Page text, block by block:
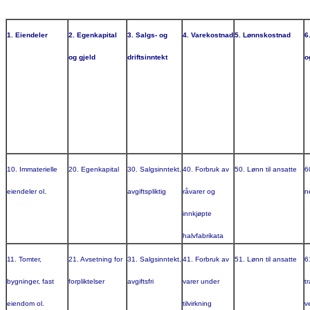
1. Eiendeler 2. Egenkapital
og gjeld
3. Salgs- og
driftsinntekt
4. Varekostnad5. Lønnskostnad
10. Immaterielle
eiendeler ol.
20. Egenkapital 30. Salgsinntekt,
avgiftspliktig
40. Forbruk av
råvarer og
innkjøpte
halvfabrikata
50. Lønn til ansatte
11. Tomter,
bygninger, fast
eiendom ol.
21. Avsetning for
forpliktelser
31. Salgsinntekt,
avgiftsfri
41. Forbruk av
varer under
tilvirkning
51. Lønn til ansatte